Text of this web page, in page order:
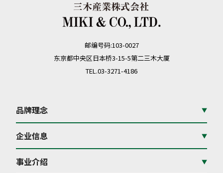
邮编号码:103-0027
东京都中央区日本桥3-15-5第二三木大厦
TEL.03-3271-4186
品牌理念 ▼
企业信息 ▼
事业介绍 ▼